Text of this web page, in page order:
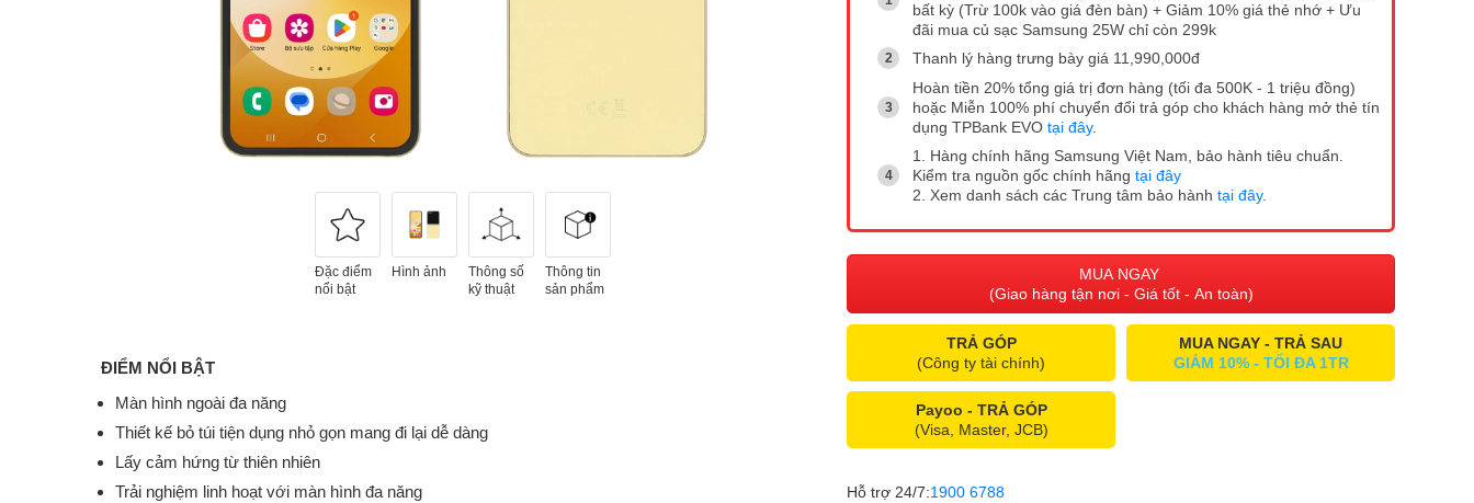
Đặc điểm
nổi bật
Hình ảnh
Thông số
kỹ thuật
Thông tin
sản phẩm
ĐIỂM NỔI BẬT
Màn hình ngoài đa năng
Thiết kế bỏ túi tiện dụng nhỏ gọn mang đi lại dễ dàng
Lấy cảm hứng từ thiên nhiên
Trải nghiệm linh hoạt với màn hình đa năng
bất kỳ (Trừ 100k vào giá đèn bàn) + Giảm 10% giá thẻ nhớ + Ưu
đãi mua củ sạc Samsung 25W chỉ còn 299k
Thanh lý hàng trưng bày giá 11,990,000đ
Hoàn tiền 20% tổng giá trị đơn hàng (tối đa 500K - 1 triệu đồng)
hoặc Miễn 100% phí chuyển đổi trả góp cho khách hàng mở thẻ tín
dụng TPBank EVO tại đây.
1. Hàng chính hãng Samsung Việt Nam, bảo hành tiêu chuẩn.
Kiểm tra nguồn gốc chính hãng tại đây
2. Xem danh sách các Trung tâm bảo hành tại đây.
MUA NGAY
(Giao hàng tận nơi - Giá tốt - An toàn)
TRẢ GÓP
(Công ty tài chính)
MUA NGAY - TRẢ SAU
GIẢM 10% - TỐI ĐA 1TR
Payoo - TRẢ GÓP
(Visa, Master, JCB)
Hỗ trợ 24/7:1900 6788